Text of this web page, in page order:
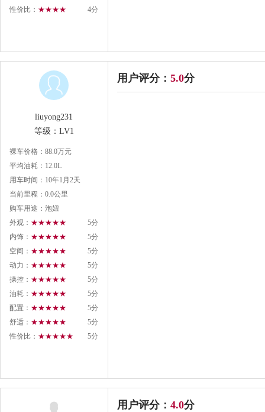
4分
性价比： ★★★★
liuyong231
等级：LV1
裸车价格：88.0万元
平均油耗：12.0L
用车时间：10年1月2天
当前里程：0.0公里
购车用途：泡妞
5分
外观： ★★★★★
5分
内饰： ★★★★★
5分
空间： ★★★★★
5分
动力： ★★★★★
5分
操控： ★★★★★
5分
油耗： ★★★★★
5分
配置： ★★★★★
5分
舒适： ★★★★★
5分
性价比： ★★★★★
用户评分： 5.0分
用户评分： 4.0分